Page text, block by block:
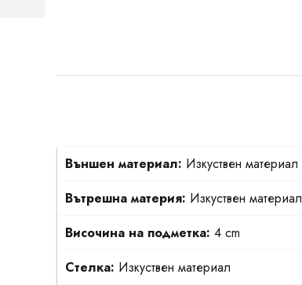
Външен материал: Изкуствен материал
Вътрешна материя: Изкуствен материал
Височина на подметка: 4 cm
Стелка: Изкуствен материал